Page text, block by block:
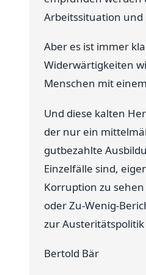
Arbeitssituation und
Aber es ist immer
Widerwärtigkeiten
Menschen mit
Und diese kalten
der nur ein
gutbezahlte
Einzelfälle sind,
Korruption zu
oder Zu-Wenig-
zur
Bertold Bär